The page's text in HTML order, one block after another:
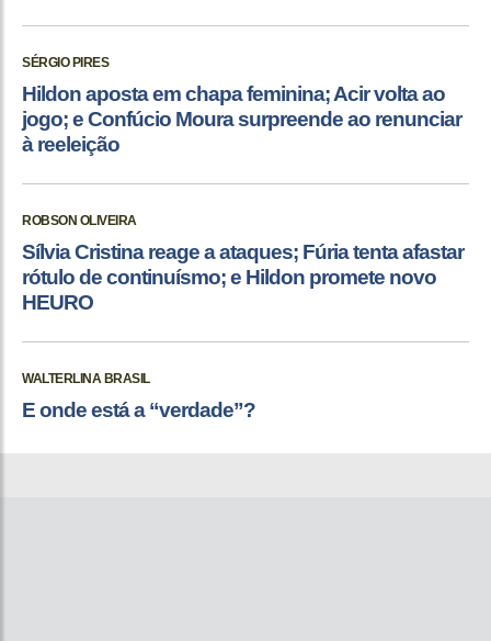
SÉRGIO PIRES
Hildon aposta em chapa feminina; Acir volta ao
jogo; e Confúcio Moura surpreende ao renunciar
à reeleição
ROBSON OLIVEIRA
Sílvia Cristina reage a ataques; Fúria tenta afastar
rótulo de continuísmo; e Hildon promete novo
HEURO
WALTERLINA BRASIL
E onde está a “verdade”?